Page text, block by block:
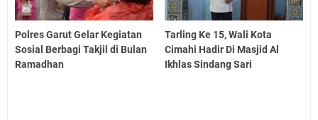
Polres Garut Gelar Kegiatan
Sosial Berbagi Takjil di Bulan
Ramadhan
Tarling Ke 15, Wali Kota
Cimahi Hadir Di Masjid Al
Ikhlas Sindang Sari